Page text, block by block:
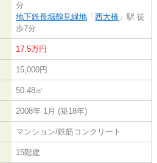
分
地下鉄長堀鶴見緑地 「 西大橋 」駅 徒
歩7分
17.5万円
15,000円
50.48㎡
2008年 1月 (築18年)
マンション/鉄筋コンクリート
15階建